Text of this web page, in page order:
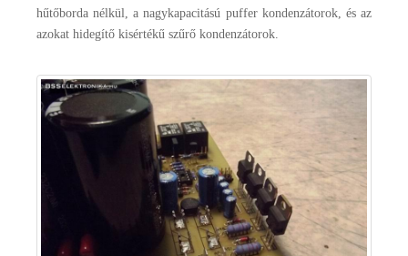
hűtőborda nélkül, a nagykapacitású puffer kondenzátorok, és az
azokat hidegítő kisértékű szűrő kondenzátorok.